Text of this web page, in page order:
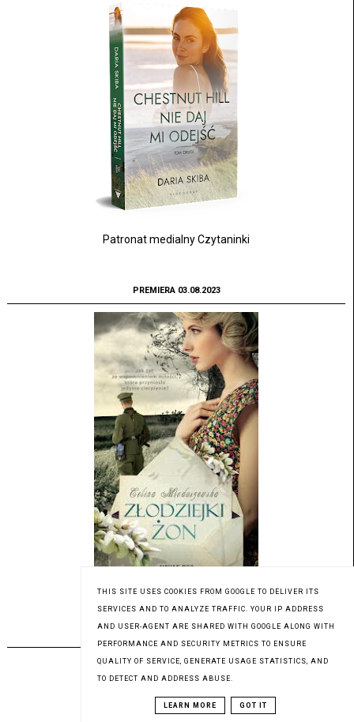
Patronat medialny Czytaninki
PREMIERA 03.08.2023
THIS SITE USES COOKIES FROM GOOGLE TO DELIVER ITS
SERVICES AND TO ANALYZE TRAFFIC. YOUR IP ADDRESS
AND USER-AGENT ARE SHARED WITH GOOGLE ALONG WITH
PERFORMANCE AND SECURITY METRICS TO ENSURE
QUALITY OF SERVICE, GENERATE USAGE STATISTICS, AND
TO DETECT AND ADDRESS ABUSE.
LEARN MORE GOT IT